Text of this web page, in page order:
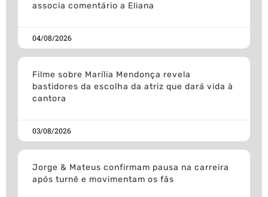
associa comentário a Eliana
04/08/2026
Filme sobre Marília Mendonça revela
bastidores da escolha da atriz que dará vida à
cantora
03/08/2026
Jorge & Mateus confirmam pausa na carreira
após turnê e movimentam os fãs